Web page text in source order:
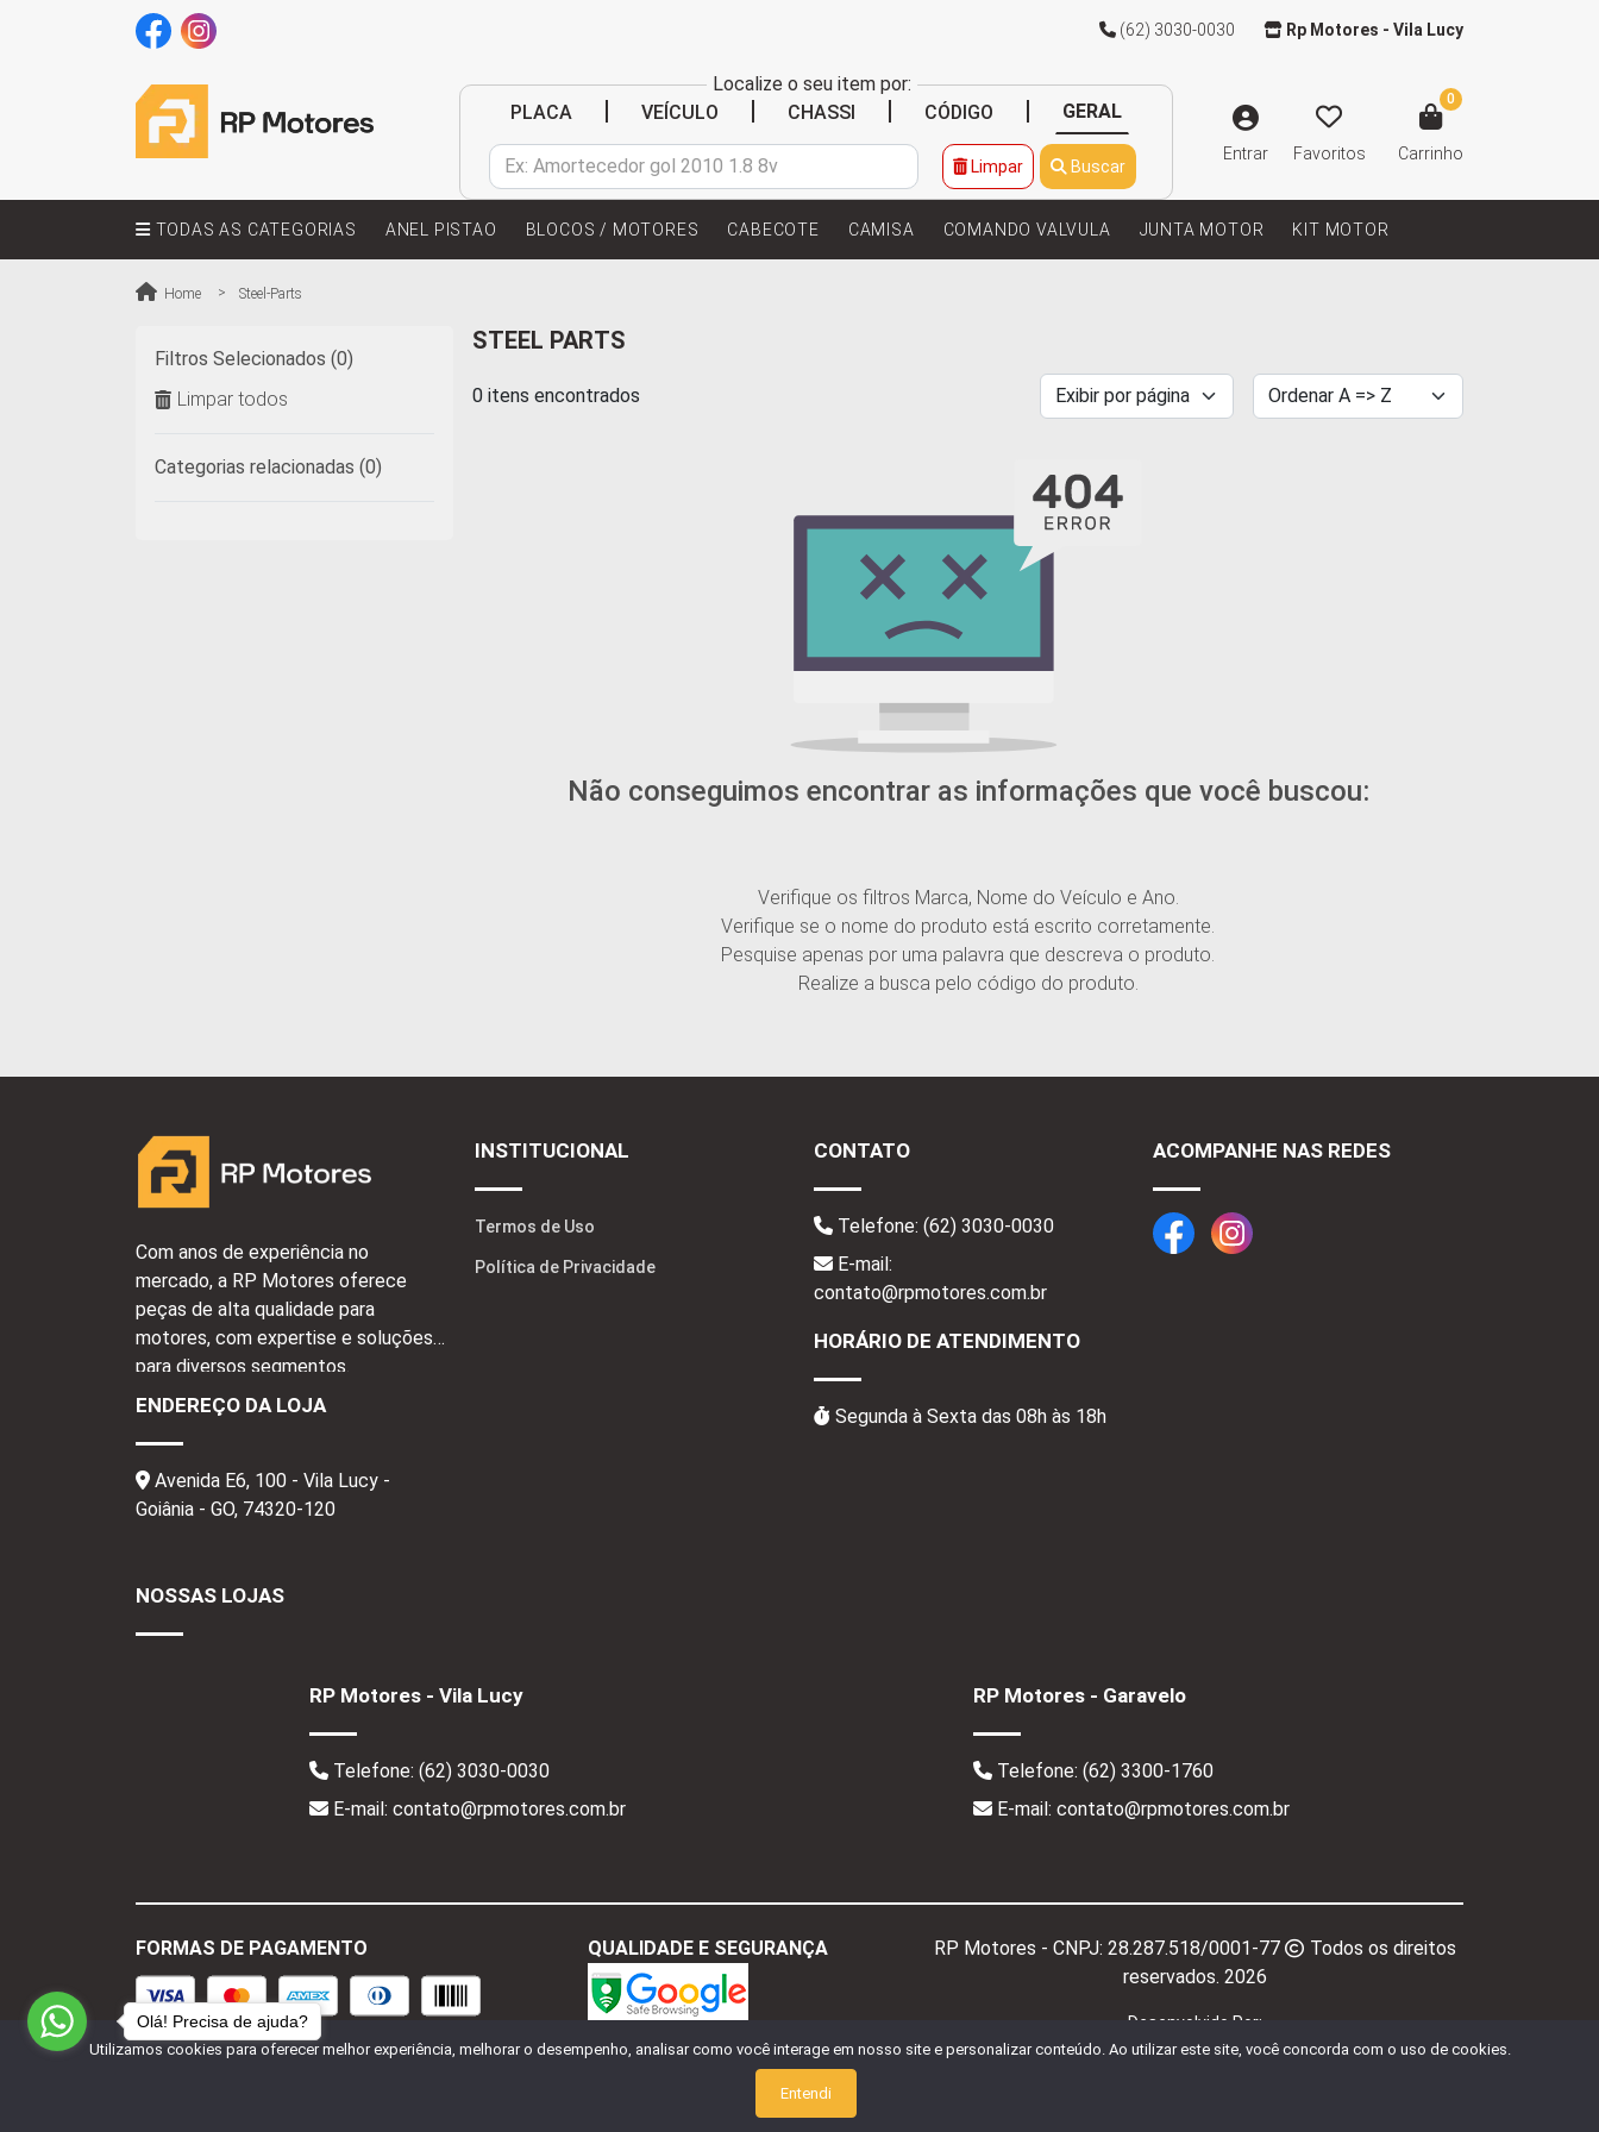
(62) 3030-0030 Rp Motores - Vila Lucy
Localize o seu item por:
PLACA
VEÍCULO CHASSI CÓDIGO GERAL
Limpar Buscar
Entrar Favoritos
0
Carrinho
TODAS AS CATEGORIAS ANEL PISTAO BLOCOS / MOTORES CABECOTE CAMISA COMANDO VALVULA JUNTA MOTOR KIT MOTOR
Home Steel-Parts
Filtros Selecionados (0)
Limpar todos
Categorias relacionadas (0)
STEEL PARTS
0 itens encontrados
Não conseguimos encontrar as informações que você buscou:
Verifique os filtros Marca, Nome do Veículo e Ano.
Verifique se o nome do produto está escrito corretamente.
Pesquise apenas por uma palavra que descreva o produto.
Realize a busca pelo código do produto.
Com anos de experiência no
mercado, a RP Motores oferece
peças de alta qualidade para
motores, com expertise e soluções
para diversos segmentos.
ENDEREÇO DA LOJA
Avenida E6, 100 - Vila Lucy -
Goiânia - GO, 74320-120
INSTITUCIONAL
Termos de Uso
Política de Privacidade
CONTATO
Telefone: (62) 3030-0030
E-mail:
contato@rpmotores.com.br
HORÁRIO DE ATENDIMENTO
Segunda à Sexta das 08h às 18h
ACOMPANHE NAS REDES
NOSSAS LOJAS
RP Motores - Vila Lucy
Telefone: (62) 3030-0030
E-mail: contato@rpmotores.com.br
RP Motores - Garavelo
Telefone: (62) 3300-1760
E-mail: contato@rpmotores.com.br
FORMAS DE PAGAMENTO QUALIDADE E SEGURANÇA RP Motores - CNPJ: 28.287.518/0001-77
Todos os direitos
reservados. 2026
Desenvolvido Por:
Olá! Precisa de ajuda?
Utilizamos cookies para oferecer melhor experiência, melhorar o desempenho, analisar como você interage em nosso site e personalizar conteúdo. Ao utilizar este site, você concorda com o uso de cookies.
Entendi